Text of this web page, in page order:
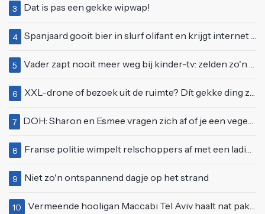
3 Dat is pas een gekke wipwap!
4 Spanjaard gooit bier in slurf olifant en krijgt internet over zich heen
5 Vader zapt nooit meer weg bij kinder-tv: zelden zo'n 'beweeglijke' kikker gezien
6 XXL-drone of bezoek uit de ruimte? Dít gekke ding zweeft boven Nederland
7 DOH: Sharon en Esmee vragen zich af of je een vegetariër bent als je kip eet
8 Franse politie wimpelt relschoppers af met een lading peperige eau de cologne
9 Niet zo'n ontspannend dagje op het strand
10 Vermeende hooligan Maccabi Tel Aviv haalt nat pak in Amsterdamse gracht